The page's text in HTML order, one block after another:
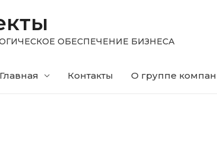
ОБЕСПЕЧЕНИЕ БИЗНЕСА
Контакты О группе